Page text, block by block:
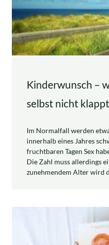
Kinderwunsch –
selbst nicht
Im Normalfall werden
innerhalb eines Jahres
fruchtbaren Tagen Sex
Die Zahl muss allerdings
zunehmendem Alter wird